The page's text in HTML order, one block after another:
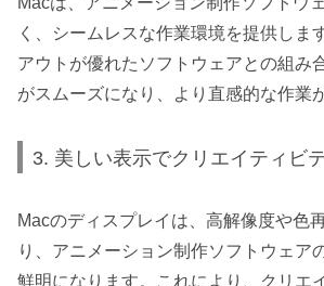
く、シームレスな作業環境を提供しま
アウトが優れたソフトウェアとの組み
がスムーズになり、より直感的な作業
3. 美しい表示でクリエイティビ
Macのディスプレイは、高解像度や色
り、アニメーション制作ソフトウェア
鮮明になります。これにより、クリエ